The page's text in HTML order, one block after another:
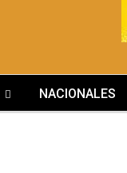
NACIONALES